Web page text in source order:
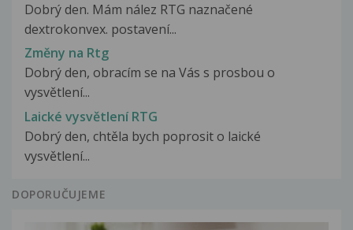
Dobrý den. Mám nález RTG naznačené
dextrokonvex. postavení...
Změny na Rtg
Dobrý den, obracím se na Vás s prosbou o
vysvětlení...
Laické vysvětlení RTG
Dobrý den, chtěla bych poprosit o laické
vysvětlení...
DOPORUČUJEME